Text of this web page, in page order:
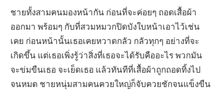
ชายทั้งสามคนมองหน้ากัน ก่อนที่จะค่อยๆ ถอดเสื้อผ้า
ออกมา พร้อมๆ กับที่สวมหมวกปิดบังใบหน้าเอาไว้เช่น
เคย ก่อนหน้านั้นเธอเคยหวาดกลัว กลัวทุกๆ อย่างที่จะ
เกิดขึ้น แต่เธอเพิ่งรู้ว่าสิ่งที่เธอจะได้รับคืออะไร พวกมัน
จะข่มขืนเธอ จะเย็ดเธอ แล้วทันทีที่เสื้อผ้าถูกถอดทิ้งไป
จนหมด ชายหนุ่มสามคนควยใหญ่ก็จับควยชักจนแข็งขืน